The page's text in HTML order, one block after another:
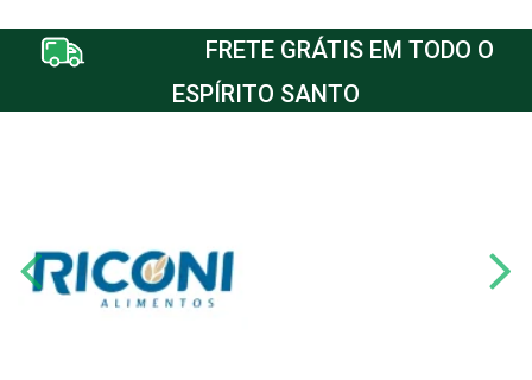
FRETE GRÁTIS EM TODO O
ESPÍRITO SANTO